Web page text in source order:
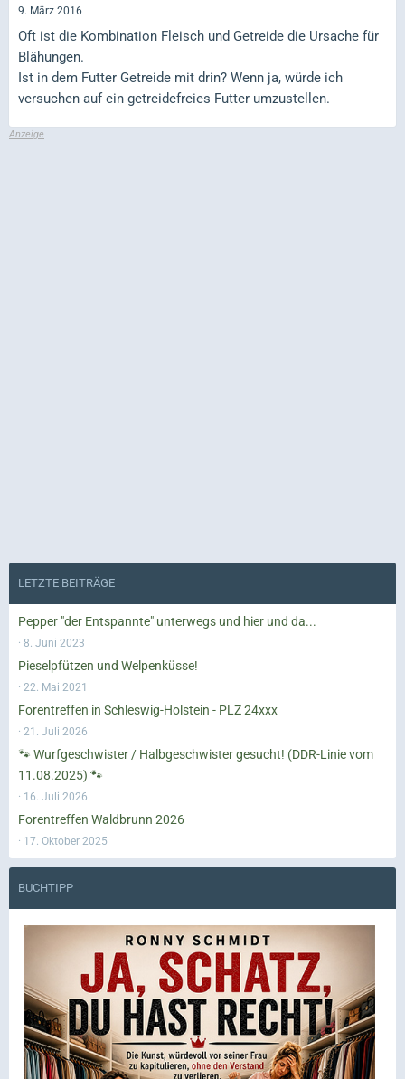
9. März 2016
Oft ist die Kombination Fleisch und Getreide die Ursache für
Blähungen.
Ist in dem Futter Getreide mit drin? Wenn ja, würde ich
versuchen auf ein getreidefreies Futter umzustellen.
LETZTE BEITRÄGE
Pepper "der Entspannte" unterwegs und hier und da...
8. Juni 2023
Pieselpfützen und Welpenküsse!
22. Mai 2021
Forentreffen in Schleswig-Holstein - PLZ 24xxx
21. Juli 2026
🐾 Wurfgeschwister / Halbgeschwister gesucht! (DDR-Linie vom
11.08.2025) 🐾
16. Juli 2026
Forentreffen Waldbrunn 2026
17. Oktober 2025
BUCHTIPP